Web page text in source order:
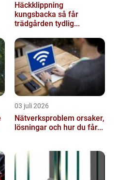
Häckklippning
kungsbacka så får
trädgården tydlig...
03 juli 2026
Nätverksproblem orsaker,
lösningar och hur du får...